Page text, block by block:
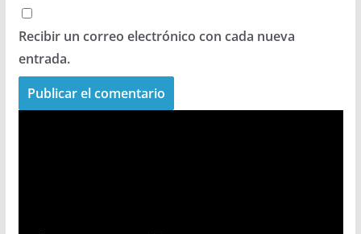
Recibir un correo electrónico con cada nueva
entrada.